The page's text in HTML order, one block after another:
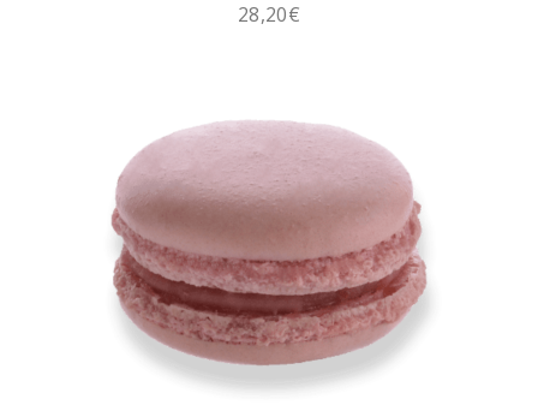
28,20€
AJOUTER AU PANIER